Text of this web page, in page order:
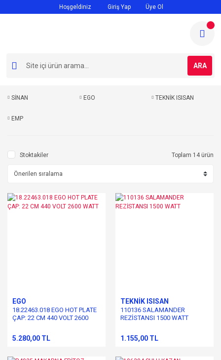
Hoşgeldiniz Giriş Yap Üye Ol
ARA
SİNAN EGO TEKNİK ISISAN
EMP
Stoktakiler Toplam 14 ürün
EGO
18.22463.018 EGO HOT PLATE
ÇAP: 22 CM 440 VOLT 2600
5.280,00 TL
TEKNİK ISISAN
110136 SALAMANDER
REZİSTANSI 1500 WATT
1.155,00 TL